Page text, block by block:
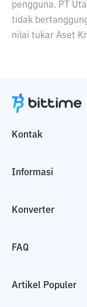
pengguna. PT
tidak
nilai tukar Aset
Kontak
Informasi
Konverter
FAQ
Artikel Populer